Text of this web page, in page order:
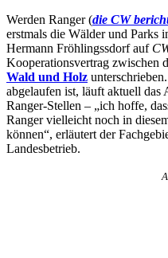
Werden Ranger (die CW
erstmals die Wälder und Parks
Hermann Fröhlingssdorf auf
Kooperationsvertrag zwischen
Wald und Holz
abgelaufen ist, läuft aktuell das
Ranger-Stellen – „ich hoffe,
Ranger vielleicht noch in
können“, erläutert der
Landesbetrieb.